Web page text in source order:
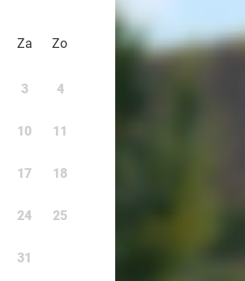
Za Zo
3 4
10 11
17 18
24 25
31